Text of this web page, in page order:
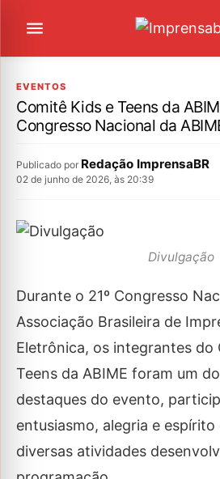
EVENTOS
Comitê Kids e Teens da
Congresso Nacional da
Publicado por Redação ImprensaBR
02 de junho de 2026, às 20:39
Divulgação
Durante o 21º Congresso
Associação Brasileira de
Eletrônica, os integrantes do
Teens da ABIME foram um
destaques do evento,
entusiasmo, alegria e
diversas atividades